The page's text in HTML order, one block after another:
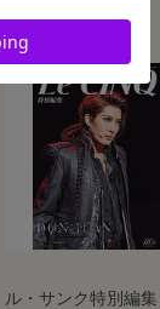
ル・サンク特別編